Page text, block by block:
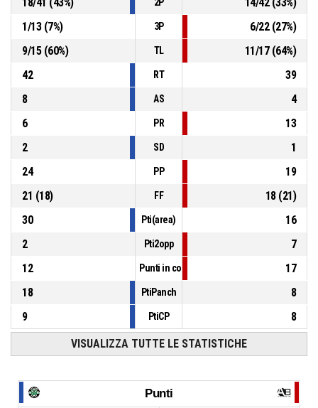
12, Carraro A. , Tiro libero 1 di 2 sbagliato P4 00:01
1/13(7%) 3P 6/22(27%)
9/15(60%) TL 11/17(64%)
42
RT
39
8
AS
4
6
PR
13
2
SD
1
24
PP
19
21 (18) FF 18(21)
30
Pti(area)
16
2
Pti2opp
7
12
Punti in contropiede
17
18
PtiPanch
8
9
PtiCP 8
VISUALIZZA TUTTE LE STATISTICHE
Punti